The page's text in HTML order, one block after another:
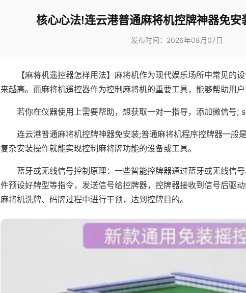
核心心法!连云港普通麻将机控牌神器免安
发布时间：2026年08月07日
【麻将机遥控器怎样用法】麻将机作为现代娱乐场所中常见的
来越高。而麻将机遥控器作为控制麻将机的重要工具，能够帮助用户
若你在仪器使用上需要帮助，想获取一对一指导，添加微信号;
连云港普通麻将机控牌神器免安装;普通麻将机程序控牌器一般
复杂安装操作就能实现控制麻将牌功能的设备或工具。
蓝牙或无线信号控制原理：一些智能控牌器通过蓝牙或无线信
件预设好牌型等指令，发送信号给控牌器，控牌器接收到信号后驱
麻将机洗牌、码牌过程中进行干预，达到控牌目的。